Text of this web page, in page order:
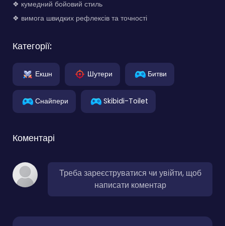
❖ кумедний бойовий стиль
❖ вимога швидких рефлексів та точності
Категорії:
Екшн Шутери Битви
Снайпери Skibidi-Toilet
Коментарі
Треба зареєструватися чи увійти, щоб
написати коментар